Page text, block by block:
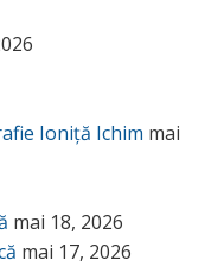
Ioniță Ichim mai
mai 18, 2026
mai 17, 2026